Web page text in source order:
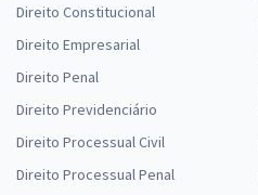
Direito Constitucional
Direito Empresarial
Direito Penal
Direito Previdenciário
Direito Processual Civil
Direito Processual Penal